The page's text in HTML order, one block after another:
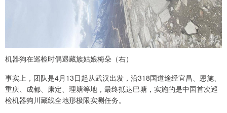
机器狗在巡检时偶遇藏族姑娘梅朵（右）
事实上，团队是4月13日起从武汉出发，沿318国道途经宜昌、恩施、
重庆、成都、康定、理塘等地，最终抵达巴塘，实施的是中国首次巡
检机器狗川藏线全地形极限实测任务。